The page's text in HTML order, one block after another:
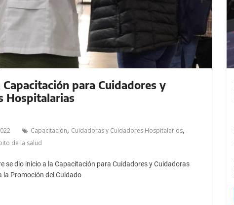
para Cuidadores y
Hospitalarias
Capacitación, Cuidadoras y Cuidadores Hospitalarios,
de la salud
se dio inicio a la Capacitación para Cuidadores y Cuidadoras
la Promoción del Cuidado